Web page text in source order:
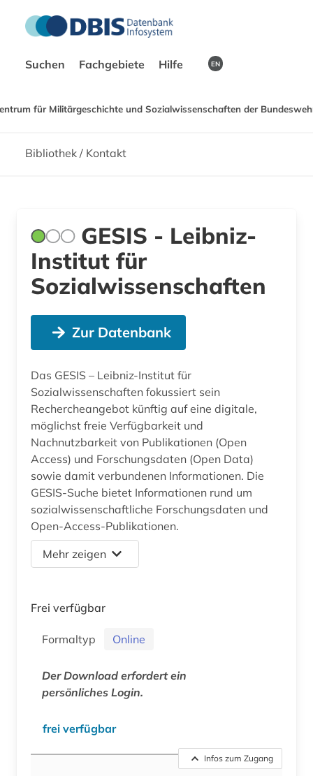
Suchen Fachgebiete Hilfe EN
für Militärgeschichte und Sozialwissenschaften der
Bibliothek / Kontakt
GESIS - Leibniz-
Institut für
Sozialwissenschaften
Zur Datenbank
Das GESIS – Leibniz-Institut für
Sozialwissenschaften fokussiert sein
Rechercheangebot künftig auf eine digitale,
möglichst freie Verfügbarkeit und
Nachnutzbarkeit von Publikationen (Open
Access) und Forschungsdaten (Open Data)
sowie damit verbundenen Informationen. Die
GESIS-Suche bietet Informationen rund um
sozialwissenschaftliche Forschungsdaten und
Open-Access-Publikationen.
Mehr zeigen
Frei verfügbar
Formaltyp Online
Der Download erfordert ein
persönliches Login.
frei verfügbar
Infos zum Zugang